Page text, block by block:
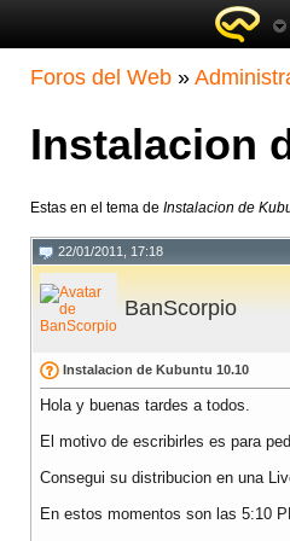
Foros del Web »
Instalacion
Estas en el tema de Instalacion de
22/01/2011, 17:18
BanScorpio
Instalacion de Kubuntu 10.10
Hola y buenas tardes a todos.
El motivo de escribirles es para
Consegui su distribucion en una
En estos momentos son las 5:10